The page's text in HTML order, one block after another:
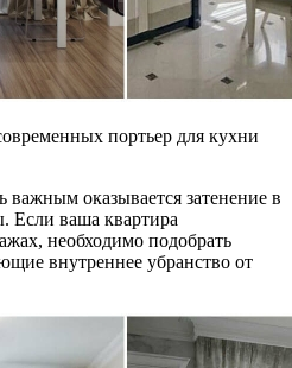
портьер для кухни
важным оказывается затенение в
Если ваша квартира
необходимо подобрать
внутреннее убранство от